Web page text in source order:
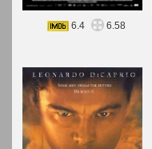
6.4
6.58